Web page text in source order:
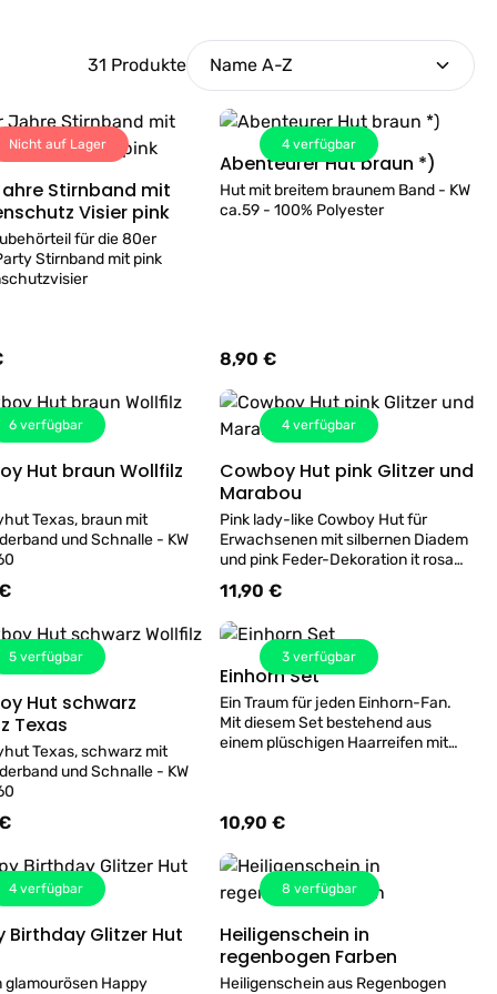
31 Produkte
Nicht auf Lager
Details
Stirnband mit
Visier pink
für die 80er
Stirnband mit pink
Preis:
4 verfügbar
Details
Abenteurer Hut braun *)
Hut mit breitem braunem Band - KW
ca.59 - 100% Polyester
Regulärer Preis:
8,90 €
6 verfügbar
Details
Hut braun Wollfilz
Texas, braun mit
und Schnalle - KW
Preis:
4 verfügbar
Details
Cowboy Hut pink Glitzer und
Marabou
Pink lady-like Cowboy Hut für
Erwachsenen mit silbernen Diadem
und pink Feder-Dekoration it rosa
Kordelband, Kopfweite ca. 59-60cm
Material Filz 100% Polyester,
Kunstoff und Federn
Regulärer Preis:
11,90 €
5 verfügbar
Details
Hut schwarz
Texas
Texas, schwarz mit
und Schnalle - KW
Preis:
3 verfügbar
Details
Einhorn Set
Ein Traum für jeden Einhorn-Fan.
Mit diesem Set bestehend aus
einem plüschigen Haarreifen mit
verwandelt man sich im Nu in ein
ist einfach durch eine Lasche an
einem Gürtel zu befästigen.
Folgende Waschhinweise werden
bleichen, nicht im Trockner
trocknen, nicht bügeln und nicht
chemisch reinigen.
Regulärer Preis:
10,90 €
4 verfügbar
Details
Birthday Glitzer Hut
glamourösen Happy
8 verfügbar
Details
Heiligenschein in
regenbogen Farben
Heiligenschein aus Regenbogen